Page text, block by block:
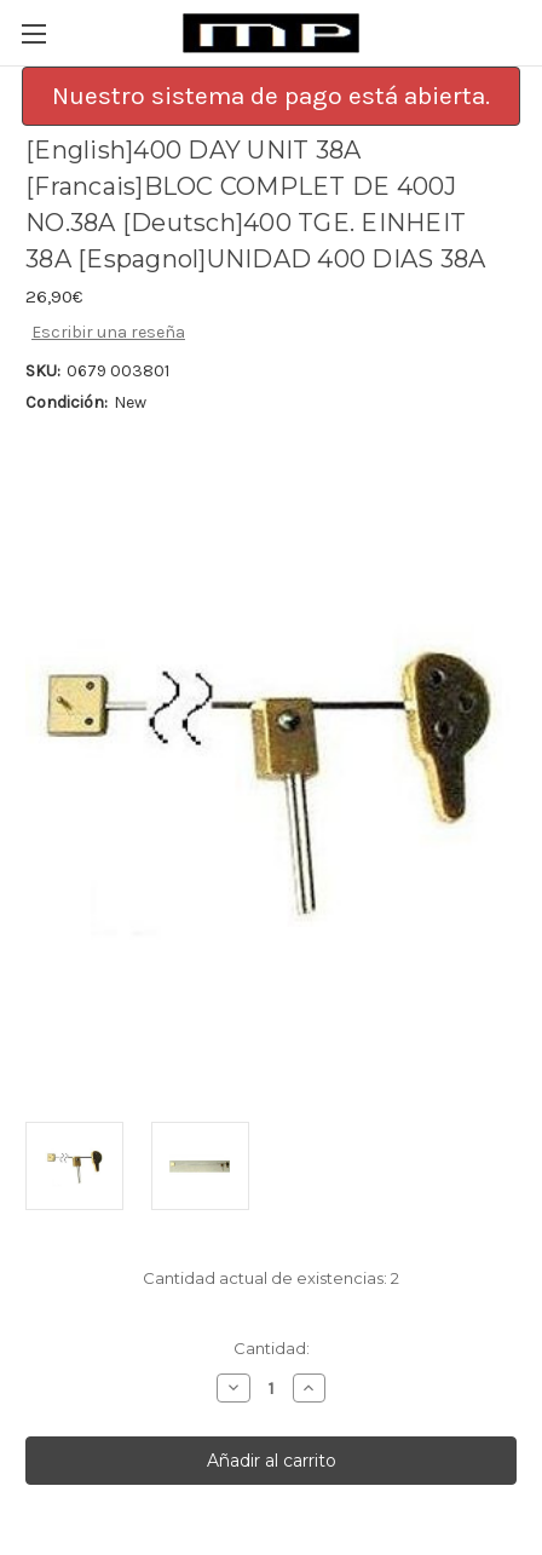
Nuestro sistema de pago está abierta.
[English]400 DAY UNIT 38A
[Francais]BLOC COMPLET DE 400J
NO.38A [Deutsch]400 TGE. EINHEIT
38A [Espagnol]UNIDAD 400 DIAS 38A
26,90€
Escribir una reseña
SKU: 0679 003801
Condición: New
Cantidad actual de existencias: 2
Cantidad:
Disminuir
la
de
[English]400
DAY
UNIT
Aumentar
la
de
[English]400
DAY
UNIT